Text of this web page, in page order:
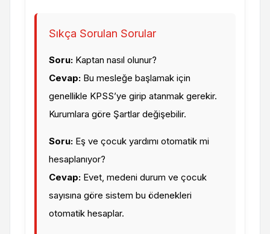
Sıkça Sorulan Sorular
Soru: Kaptan nasıl olunur?
Cevap: Bu mesleğe başlamak için
genellikle KPSS’ye girip atanmak gerekir.
Kurumlara göre Şartlar değişebilir.
Soru: Eş ve çocuk yardımı otomatik mi
hesaplanıyor?
Cevap: Evet, medeni durum ve çocuk
sayısına göre sistem bu ödenekleri
otomatik hesaplar.